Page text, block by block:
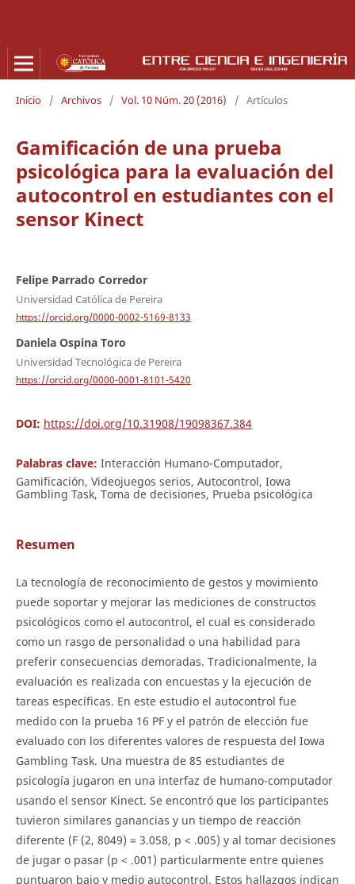
Inicio / Archivos / Vol. 10 Núm. 20 (2016) / Artículos
Gamificación de una prueba
psicológica para la evaluación del
autocontrol en estudiantes con el
sensor Kinect
Felipe Parrado Corredor
Universidad Católica de Pereira
https://orcid.org/0000-0002-5169-8133
Daniela Ospina Toro
Universidad Tecnológica de Pereira
https://orcid.org/0000-0001-8101-5420
DOI: https://doi.org/10.31908/19098367.384
Palabras clave: Interacción Humano-Computador,
Gamificación, Videojuegos serios, Autocontrol, Iowa
Gambling Task, Toma de decisiones, Prueba psicológica
Resumen
La tecnología de reconocimiento de gestos y movimiento
puede soportar y mejorar las mediciones de constructos
psicológicos como el autocontrol, el cual es considerado
como un rasgo de personalidad o una habilidad para
preferir consecuencias demoradas. Tradicionalmente, la
evaluación es realizada con encuestas y la ejecución de
tareas específicas. En este estudio el autocontrol fue
medido con la prueba 16 PF y el patrón de elección fue
evaluado con los diferentes valores de respuesta del Iowa
Gambling Task. Una muestra de 85 estudiantes de
psicología jugaron en una interfaz de humano-computador
usando el sensor Kinect. Se encontró que los participantes
tuvieron similares ganancias y un tiempo de reacción
diferente (F (2, 8049) = 3.058, p < .005) y al tomar decisiones
de jugar o pasar (p < .001) particularmente entre quienes
puntuaron bajo y medio autocontrol. Estos hallazgos indican